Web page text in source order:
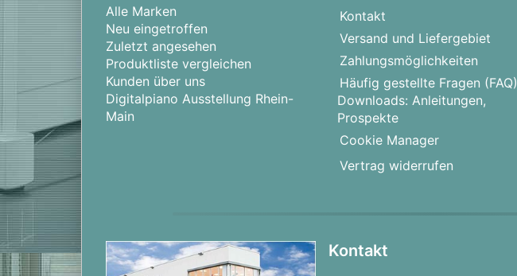
Alle Marken
Neu eingetroffen
Zuletzt angesehen
Produktliste vergleichen
Kunden über uns
Digitalpiano Ausstellung Rhein-
Main
Kontakt
Versand und Liefergebiet
Zahlungsmöglichkeiten
Häufig gestellte Fragen (FAQ)
Downloads: Anleitungen,
Prospekte
Cookie Manager
Vertrag widerrufen
Kontakt